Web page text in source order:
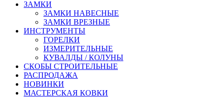
ЗАМКИ
ЗАМКИ НАВЕСНЫЕ
ЗАМКИ ВРЕЗНЫЕ
ИНСТРУМЕНТЫ
ГОРЕЛКИ
ИЗМЕРИТЕЛЬНЫЕ
КУВАЛДЫ / КОЛУНЫ
СКОБЫ СТРОИТЕЛЬНЫЕ
РАСПРОДАЖА
НОВИНКИ
МАСТЕРСКАЯ КОВКИ